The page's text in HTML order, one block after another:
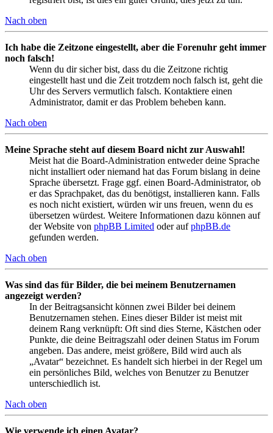
Nach oben
Ich habe die Zeitzone eingestellt, aber die Forenuhr geht immer
noch falsch!
Wenn du dir sicher bist, dass du die Zeitzone richtig
eingestellt hast und die Zeit trotzdem noch falsch ist, geht die
Uhr des Servers vermutlich falsch. Kontaktiere einen
Administrator, damit er das Problem beheben kann.
Nach oben
Meine Sprache steht auf diesem Board nicht zur Auswahl!
Meist hat die Board-Administration entweder deine Sprache
nicht installiert oder niemand hat das Forum bislang in deine
Sprache übersetzt. Frage ggf. einen Board-Administrator, ob
er das Sprachpaket, das du benötigst, installieren kann. Falls
es noch nicht existiert, würden wir uns freuen, wenn du es
übersetzen würdest. Weitere Informationen dazu können auf
der Website von phpBB Limited oder aufphpBB.de
gefunden werden.
Nach oben
Was sind das für Bilder, die bei meinem Benutzernamen
angezeigt werden?
In der Beitragsansicht können zwei Bilder bei deinem
Benutzernamen stehen. Eines dieser Bilder ist meist mit
deinem Rang verknüpft: Oft sind dies Sterne, Kästchen oder
Punkte, die deine Beitragszahl oder deinen Status im Forum
angeben. Das andere, meist größere, Bild wird auch als
„Avatar“ bezeichnet. Es handelt sich hierbei in der Regel um
ein persönliches Bild, welches von Benutzer zu Benutzer
unterschiedlich ist.
Nach oben
Wie verwende ich einen Avatar?